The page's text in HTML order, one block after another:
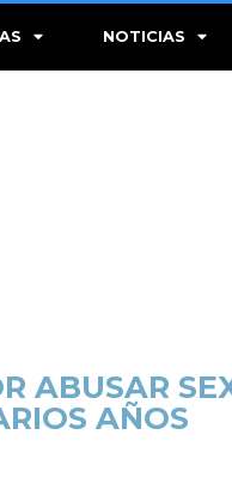
NOTICIAS
ABUSAR
AÑOS